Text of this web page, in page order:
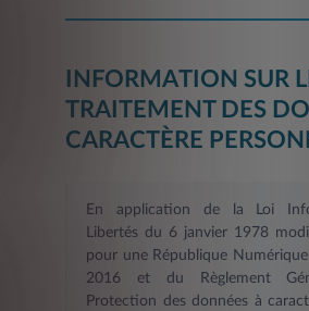
INFORMATION SUR
TRAITEMENT DES
CARACTÈRE
En application de la Loi
Libertés du 6 janvier 1978
pour une République
2016 et du Règlement
Protection des données à